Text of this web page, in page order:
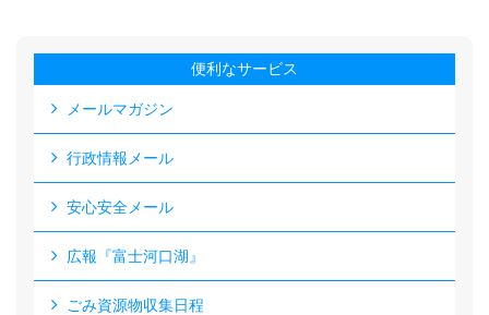
便利なサービス
メールマガジン
行政情報メール
安心安全メール
広報『富士河口湖』
ごみ資源物収集日程